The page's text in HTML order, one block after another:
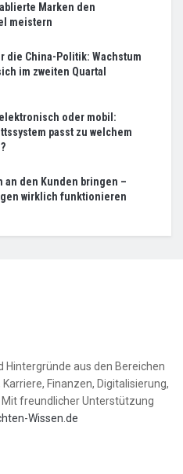
Marken den
meistern
die China-Politik: Wachstum
im zweiten Quartal
oder mobil:
passt zu welchem
an den Kunden bringen –
wirklich funktionieren
Hintergründe aus den Bereichen
Finanzen, Digitalisierung,
freundlicher Unterstützung
Wissen.de